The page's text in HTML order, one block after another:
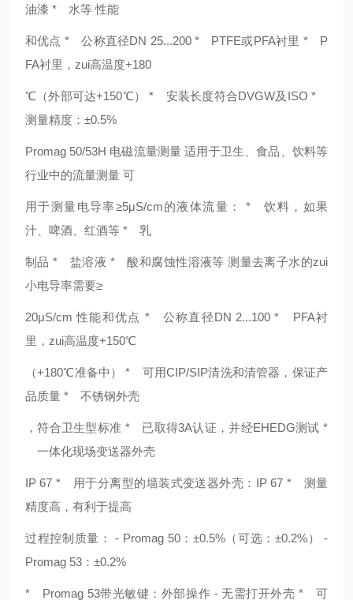
油漆 * 水等 性能
和优点 * 公称直径DN 25...200 * PTFE或PFA衬里 * P
FA衬里，zui高温度+180
℃（外部可达+150℃） * 安装长度符合DVGW及ISO *
测量精度：±0.5%
Promag 50/53H 电磁流量测量 适用于卫生、食品、饮料等
行业中的流量测量 可
用于测量电导率≥5μS/cm的液体流量： * 饮料，如果
汁、啤酒、红酒等 * 乳
制品 * 盐溶液 * 酸和腐蚀性溶液等 测量去离子水的zui
小电导率需要≥
20μS/cm 性能和优点 * 公称直径DN 2...100 * PFA衬
里，zui高温度+150℃
（+180℃准备中） * 可用CIP/SIP清洗和清管器，保证产
品质量 * 不锈钢外壳
，符合卫生型标准 * 已取得3A认证，并经EHEDG测试 *
一体化现场变送器外壳
IP 67 * 用于分离型的墙装式变送器外壳：IP 67 * 测量
精度高，有利于提高
过程控制质量： - Promag 50：±0.5%（可选：±0.2%） -
Promag 53：±0.2%
* Promag 53带光敏键：外部操作 - 无需打开外壳 * 可